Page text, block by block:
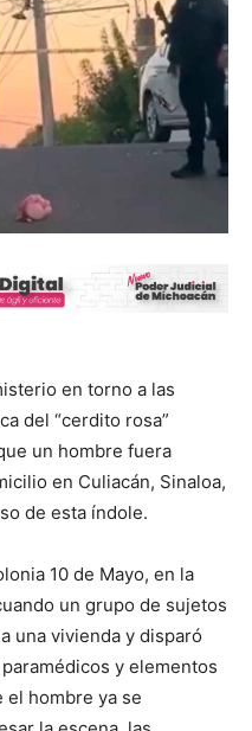
en torno a las
del “cerdito rosa”
un hombre fuera
en Culiacán, Sinaloa,
de esta índole.
10 de Mayo, en la
un grupo de sujetos
una vivienda y disparó
y elementos
hombre ya se